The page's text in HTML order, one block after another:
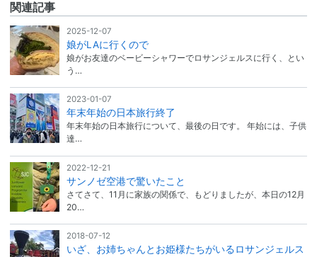
関連記事
2025-12-07
娘がLAに行くので
娘がお友達のベービーシャワーでロサンジェルスに行く、とい
う…
2023-01-07
年末年始の日本旅行終了
年末年始の日本旅行について、最後の日です。 年始には、子供
達…
2022-12-21
サンノゼ空港で驚いたこと
さてさて、11月に家族の関係で、もどりましたが、本日の12月
20…
2018-07-12
いざ、お姉ちゃんとお姫様たちがいるロサンジェルス